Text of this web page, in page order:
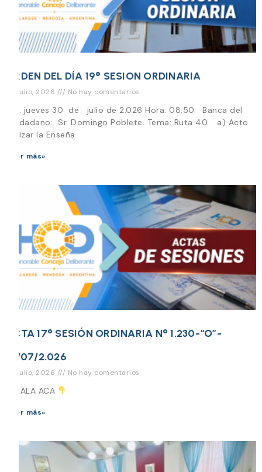
ORDEN DEL DÍA 19° SESION ORDINARIA
29 julio, 2026 No hay comentarios
Día: jueves 30 de julio de 2.026 Hora: 08:50 Banca del
Ciudadano: Sr. Domingo Poblete. Tema: Ruta 40. a) Acto
de Izar la Enseña
Leer más»
ACTA 17° SESIÓN ORDINARIA N° 1.230-“O”-
16/07/2.026
29 julio, 2026 No hay comentarios
MIRALA ACA
Leer más»